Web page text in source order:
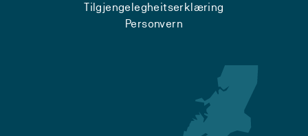
Tilgjengelegheitserklæring
Personvern